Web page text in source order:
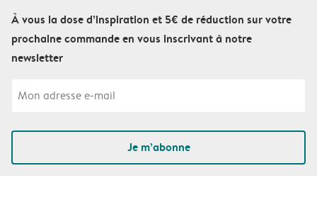
À vous la dose d’inspiration et 5€ de réduction sur votre
prochaine commande en vous inscrivant à notre
newsletter
Je m’abonne